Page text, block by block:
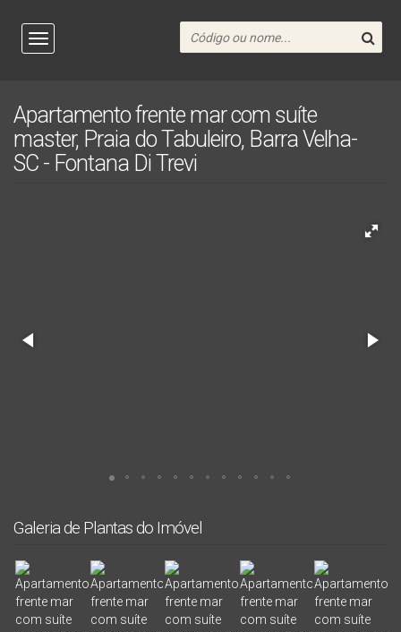
Apartamento frente mar com suíte
master, Praia do Tabuleiro, Barra Velha-
SC - Fontana Di Trevi
Galeria de Plantas do Imóvel